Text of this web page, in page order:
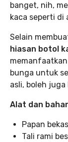
banget, nih,
kaca seperti di
Selain
hiasan botol
bunga untuk
asli, boleh
Alat dan
Papan bekas
Tali rami